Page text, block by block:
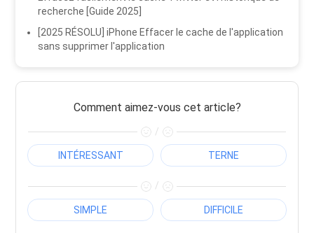
recherche [Guide 2025]
[2025 RÉSOLU] iPhone Effacer le cache de l'application
sans supprimer l'application
Comment aimez-vous cet article?
/
INTÉRESSANT TERNE
/
SIMPLE DIFFICILE